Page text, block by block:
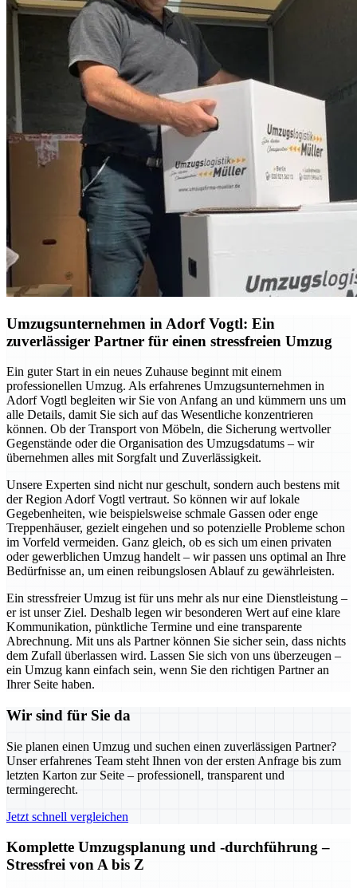
Umzugsunternehmen in Adorf Vogtl: Ein
zuverlässiger Partner für einen stressfreien Umzug
Ein guter Start in ein neues Zuhause beginnt mit einem
professionellen Umzug. Als erfahrenes Umzugsunternehmen in
Adorf Vogtl begleiten wir Sie von Anfang an und kümmern uns um
alle Details, damit Sie sich auf das Wesentliche konzentrieren
können. Ob der Transport von Möbeln, die Sicherung wertvoller
Gegenstände oder die Organisation des Umzugsdatums – wir
übernehmen alles mit Sorgfalt und Zuverlässigkeit.
Unsere Experten sind nicht nur geschult, sondern auch bestens mit
der Region Adorf Vogtl vertraut. So können wir auf lokale
Gegebenheiten, wie beispielsweise schmale Gassen oder enge
Treppenhäuser, gezielt eingehen und so potenzielle Probleme schon
im Vorfeld vermeiden. Ganz gleich, ob es sich um einen privaten
oder gewerblichen Umzug handelt – wir passen uns optimal an Ihre
Bedürfnisse an, um einen reibungslosen Ablauf zu gewährleisten.
Ein stressfreier Umzug ist für uns mehr als nur eine Dienstleistung –
er ist unser Ziel. Deshalb legen wir besonderen Wert auf eine klare
Kommunikation, pünktliche Termine und eine transparente
Abrechnung. Mit uns als Partner können Sie sicher sein, dass nichts
dem Zufall überlassen wird. Lassen Sie sich von uns überzeugen –
ein Umzug kann einfach sein, wenn Sie den richtigen Partner an
Ihrer Seite haben.
Wir sind für Sie da
Sie planen einen Umzug und suchen einen zuverlässigen Partner?
Unser erfahrenes Team steht Ihnen von der ersten Anfrage bis zum
letzten Karton zur Seite – professionell, transparent und
termingerecht.
Jetzt schnell vergleichen
Komplette Umzugsplanung und -durchführung –
Stressfrei von A bis Z